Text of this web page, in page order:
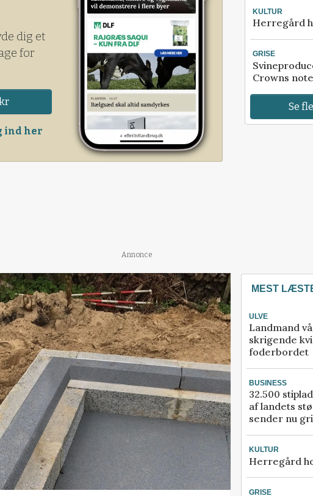
dig et
for
ind her
KULTUR
Herregård
GRISE
Crowns
Se
Annonce
MEST
ULVE
Landmand
skrigende
foderbordet
BUSINESS
32.500
af landets
sender nu
KULTUR
Herregård
GRISE